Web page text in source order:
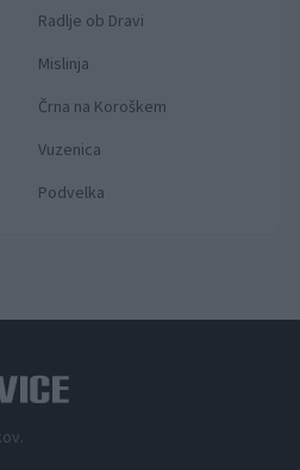
Radlje ob Dravi
Mislinja
Črna na Koroškem
Vuzenica
Podvelka